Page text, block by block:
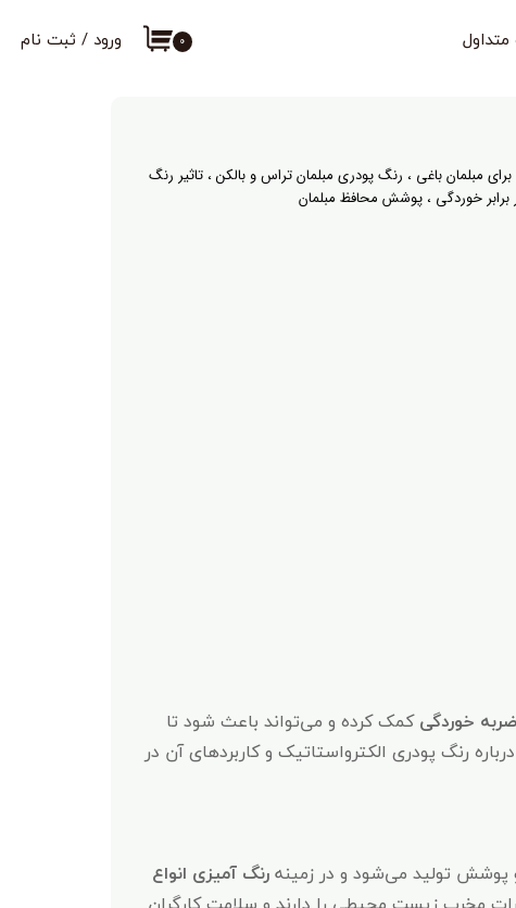
۰ ورود / ثبت نام
مبلمان باغی ، رنگ پودری مبلمان تراس و بالکن، تاثیر رنگ
خوردگی ، پوشش محافظ مبلمان
ضربه خوردگیکمک کرده و می‌تواند باعث شود تا
رنگ پودری الکترواستاتیک و کاربردهای آن در
پوشش تولید می‌شود و در زمینهرنگ‌ آمیزی انواع